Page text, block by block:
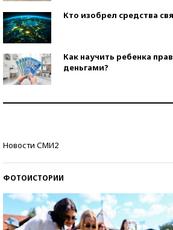
Кто изобрел средства
Как научить ребенка
деньгами?
Новости СМИ2
ФОТОИСТОРИИ